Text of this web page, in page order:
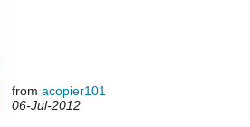
from acopier101
06-Jul-2012